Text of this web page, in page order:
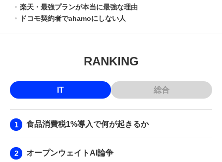
楽天・最強プランが本当に最強な理由
ドコモ契約者でahamoにしない人
RANKING
IT 総合
食品消費税1%導入で何が起きるか
オープンウェイトAI論争